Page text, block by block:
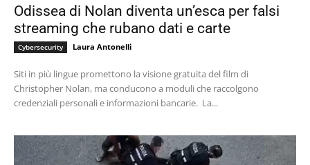
Odissea di Nolan diventa un’esca per falsi
streaming che rubano dati e carte
Cybersecurity Laura Antonelli
Siti in più lingue promettono la visione gratuita del film di
Christopher Nolan, ma conducono a moduli che raccolgono
credenziali personali e informazioni bancarie. La...